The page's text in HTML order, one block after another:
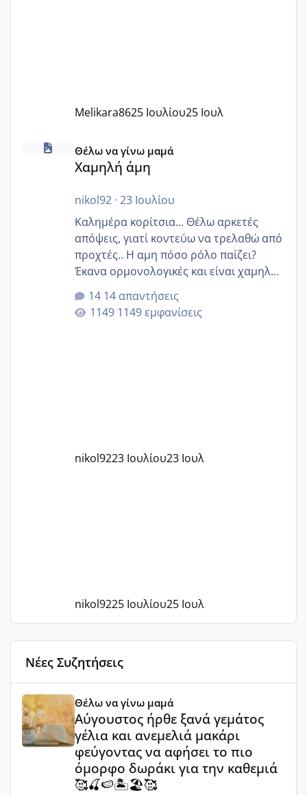
Melikara8625 Ιουλίου25 Ιουλ
Χαμηλή άμη
Θέλω να γίνω μαμά
Χαμηλή άμη
nikol92· 23 Ιουλίου
Καλημέρα κορίτσια... Θέλω αρκετές
απόψεις, γιατί κοντεύω να τρελαθώ από
προχτές.. Η αμη πόσο ρόλο παίζει?
Έκανα ορμονολογικές και είναι χαμηλή
για την ηλικία μου.. Είχα ήδη μια
εγκυμοσύνη, που έπρεπε να τερματιστεί
στην 27η εβδομάδα και προσπαθώ 7
14 απαντήσεις
1149 εμφανίσεις
nikol9223 Ιουλίου23 Ιουλ
nikol9225 Ιουλίου25 Ιουλ
Νέες Συζητήσεις
Αύγουστος ήρθε ξανά γεμάτος γέλια και ανεμελιά
Θέλω να γίνω μαμά
Αύγουστος ήρθε ξανά γεμάτος
γέλια και ανεμελιά μακάρι
φεύγοντας να αφήσει το πιο
όμορφο δωράκι για την καθεμιά
🥰🍒🍉🏝️🏖️🥰